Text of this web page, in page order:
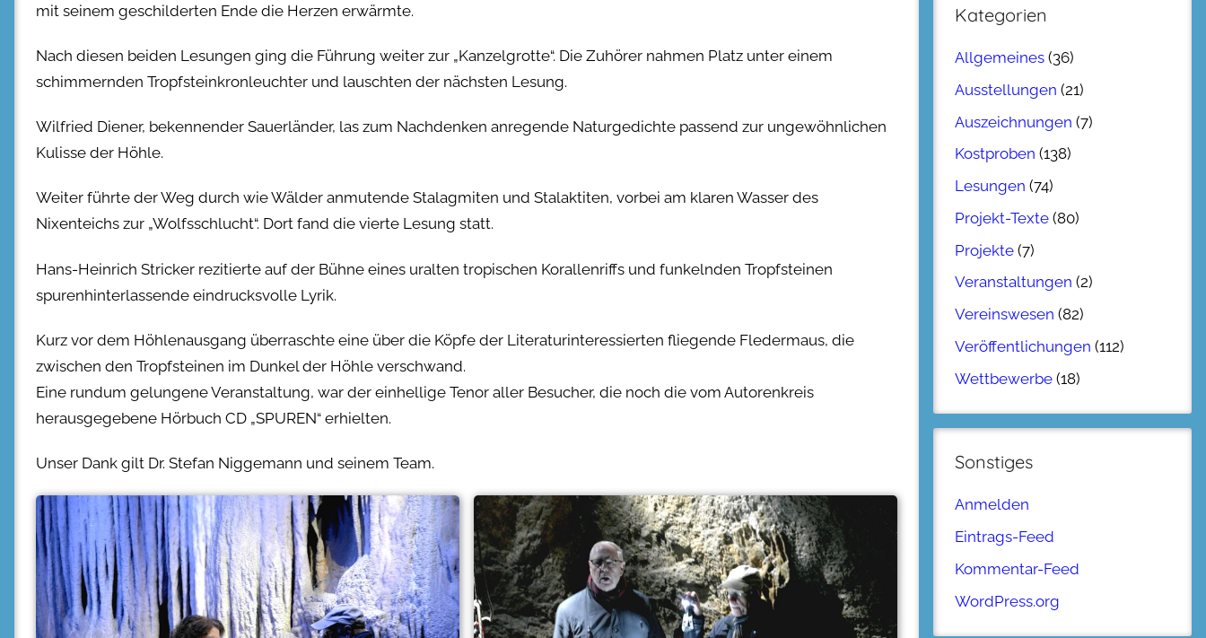
mit seinem geschilderten Ende die Herzen erwärmte.
Nach diesen beiden Lesungen ging die Führung weiter zur „Kanzelgrotte“. Die Zuhörer nahmen Platz unter einem
schimmernden Tropfsteinkronleuchter und lauschten der nächsten Lesung.
Wilfried Diener, bekennender Sauerländer, las zum Nachdenken anregende Naturgedichte passend zur ungewöhnlichen
Kulisse der Höhle.
Weiter führte der Weg durch wie Wälder anmutende Stalagmiten und Stalaktiten, vorbei am klaren Wasser des
Nixenteichs zur „Wolfsschlucht“. Dort fand die vierte Lesung statt.
Hans-Heinrich Stricker rezitierte auf der Bühne eines uralten tropischen Korallenriffs und funkelnden Tropfsteinen
spurenhinterlassende eindrucksvolle Lyrik.
Kurz vor dem Höhlenausgang überraschte eine über die Köpfe der Literaturinteressierten fliegende Fledermaus, die
zwischen den Tropfsteinen im Dunkel der Höhle verschwand.
Eine rundum gelungene Veranstaltung, war der einhellige Tenor aller Besucher, die noch die vom Autorenkreis
herausgegebene Hörbuch CD „SPUREN“ erhielten.
Unser Dank gilt Dr. Stefan Niggemann und seinem Team.
Kategorien
Allgemeines (36)
Ausstellungen (21)
Auszeichnungen (7)
Kostproben (138)
Lesungen (74)
Projekt-Texte (80)
Projekte (7)
Veranstaltungen (2)
Vereinswesen (82)
Veröffentlichungen (112)
Wettbewerbe (18)
Sonstiges
Anmelden
Eintrags-Feed
Kommentar-Feed
WordPress.org